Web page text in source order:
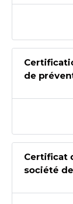
de
Certificat
société